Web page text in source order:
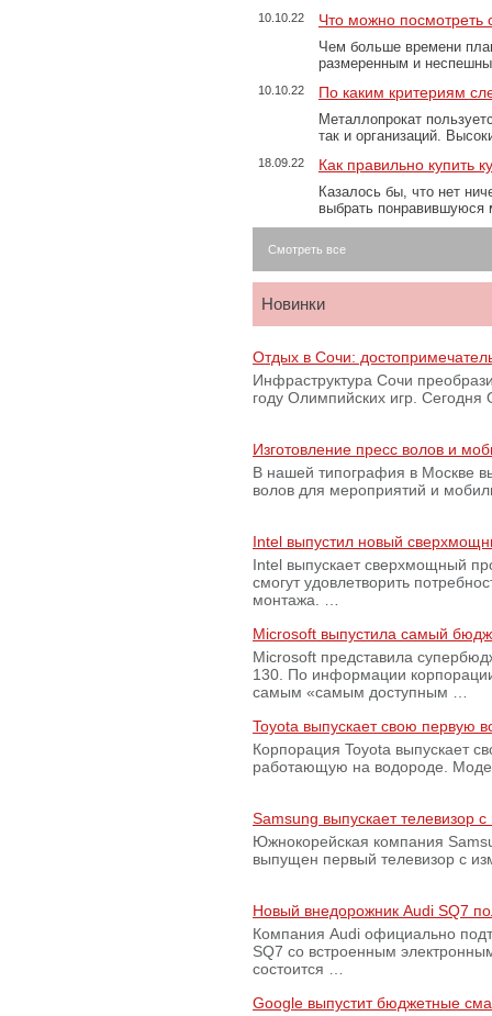
10.10.22 Что можно посмотреть
Чем больше времени
размеренным и
10.10.22 По каким критериям
Металлопрокат
так и организаций.
18.09.22 Как правильно купить
Казалось бы, что нет
выбрать
Смотреть все
Новинки
Отдых в Сочи:
Инфраструктура Сочи
году Олимпийских игр.
Изготовление пресс волов и
В нашей типография в Москве
волов для мероприятий и
Intel выпустил новый
Intel выпускает сверхмощный
смогут удовлетворить
монтажа. …
Microsoft выпустила самый
Microsoft представила
130. По информации
самым «самым доступным …
Toyota выпускает свою первую
Корпорация Toyota выпускает
работающую на водороде.
Samsung выпускает телевизор
Южнокорейская компания
выпущен первый телевизор с
Новый внедорожник Audi SQ7
Компания Audi официально
SQ7 со встроенным
состоится …
Google выпустит бюджетные